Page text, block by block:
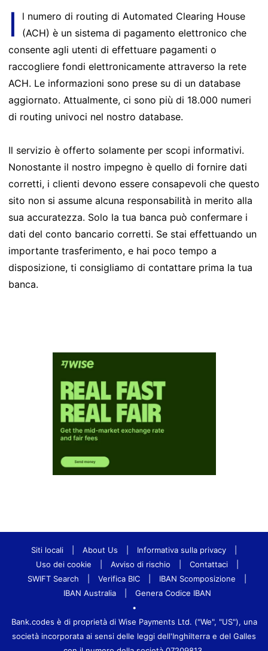
I
l numero di routing di Automated Clearing House
(ACH) è un sistema di pagamento elettronico che
consente agli utenti di effettuare pagamenti o
raccogliere fondi elettronicamente attraverso la rete
ACH. Le informazioni sono prese su di un database
aggiornato. Attualmente, ci sono più di 18.000 numeri
di routing univoci nel nostro database.
Il servizio è offerto solamente per scopi informativi.
Nonostante il nostro impegno è quello di fornire dati
corretti, i clienti devono essere consapevoli che questo
sito non si assume alcuna responsabilità in merito alla
sua accuratezza. Solo la tua banca può confermare i
dati del conto bancario corretti. Se stai effettuando un
importante trasferimento, e hai poco tempo a
disposizione, ti consigliamo di contattare prima la tua
banca.
Siti locali About Us Informativa sulla privacy
Uso dei cookie
Avviso di rischio Contattaci
SWIFT Search
Verifica BIC IBAN Scomposizione
IBAN Australia
Genera Codice IBAN
•
Bank.codes è di proprietà di Wise Payments Ltd. ("We", "US"), una
società incorporata ai sensi delle leggi dell'Inghilterra e del Galles